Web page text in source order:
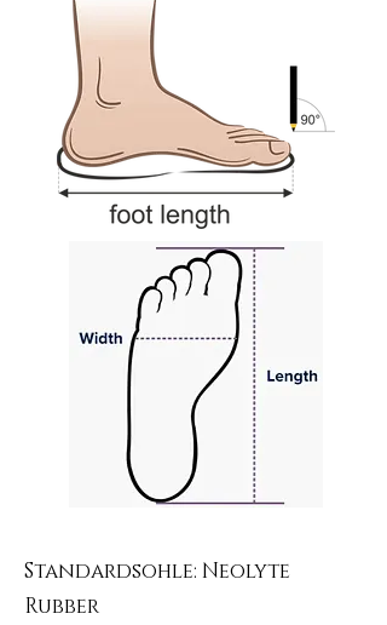
Standardsohle: Neolyte
Rubber